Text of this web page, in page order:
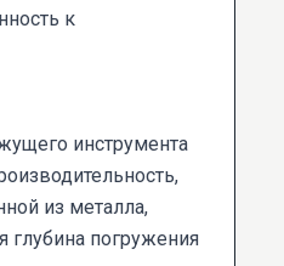
к
инструмента
из металла,
глубина погружения